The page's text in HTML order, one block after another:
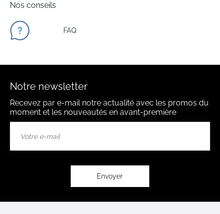
Nos conseils
FAQ
Notre newsletter
Recevez par e-mail notre actualité avec les promos du
moment et les nouveautés en avant-première
Envoyer